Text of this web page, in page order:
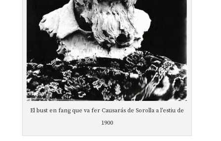
El bust en fang que va fer Causarás de Sorolla a l’estiu de
1900